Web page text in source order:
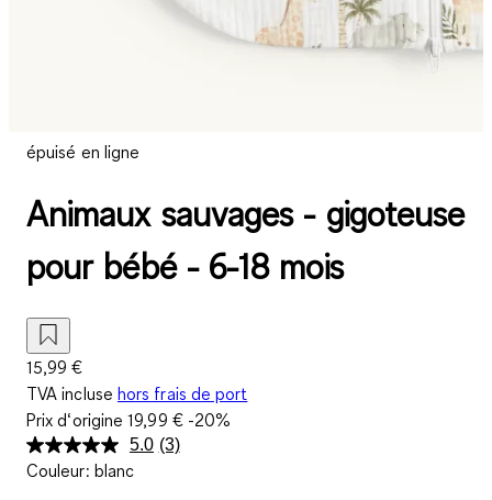
épuisé en ligne
Animaux sauvages - gigoteuse
pour bébé - 6-18 mois
15,99 €
TVA incluse hors frais de port
Prix d‘origine19,99 €-20%
5.0 Lire
(3)
Couleur: blanc